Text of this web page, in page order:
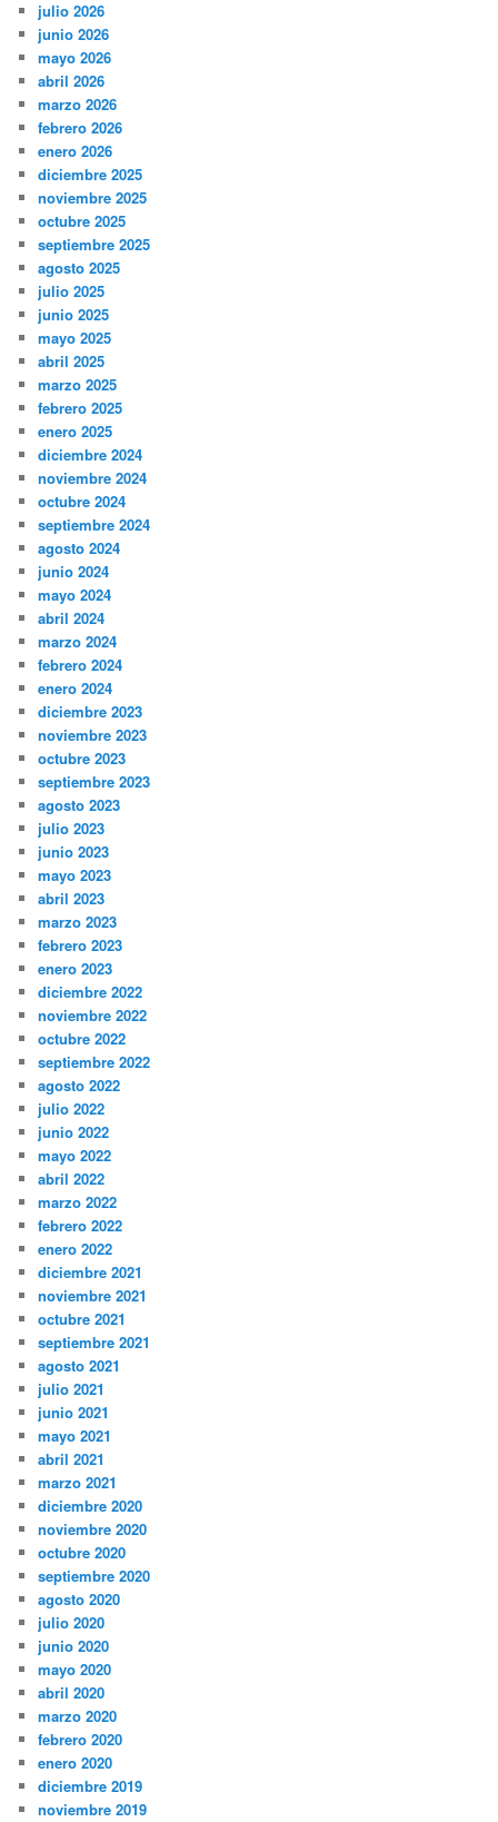
julio 2026
junio 2026
mayo 2026
abril 2026
marzo 2026
febrero 2026
enero 2026
diciembre 2025
noviembre 2025
octubre 2025
septiembre 2025
agosto 2025
julio 2025
junio 2025
mayo 2025
abril 2025
marzo 2025
febrero 2025
enero 2025
diciembre 2024
noviembre 2024
octubre 2024
septiembre 2024
agosto 2024
junio 2024
mayo 2024
abril 2024
marzo 2024
febrero 2024
enero 2024
diciembre 2023
noviembre 2023
octubre 2023
septiembre 2023
agosto 2023
julio 2023
junio 2023
mayo 2023
abril 2023
marzo 2023
febrero 2023
enero 2023
diciembre 2022
noviembre 2022
octubre 2022
septiembre 2022
agosto 2022
julio 2022
junio 2022
mayo 2022
abril 2022
marzo 2022
febrero 2022
enero 2022
diciembre 2021
noviembre 2021
octubre 2021
septiembre 2021
agosto 2021
julio 2021
junio 2021
mayo 2021
abril 2021
marzo 2021
diciembre 2020
noviembre 2020
octubre 2020
septiembre 2020
agosto 2020
julio 2020
junio 2020
mayo 2020
abril 2020
marzo 2020
febrero 2020
enero 2020
diciembre 2019
noviembre 2019